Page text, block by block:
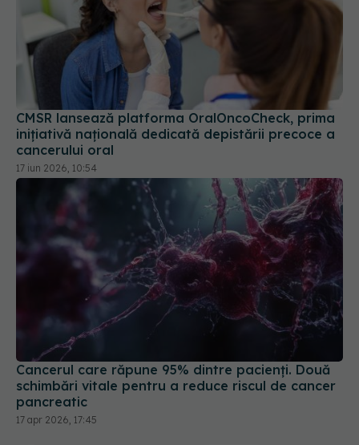
CMSR lansează platforma OralOncoCheck, prima
inițiativă națională dedicată depistării precoce a
cancerului oral
17 iun 2026, 10:54
Cancerul care răpune 95% dintre pacienți. Două
schimbări vitale pentru a reduce riscul de cancer
pancreatic
17 apr 2026, 17:45